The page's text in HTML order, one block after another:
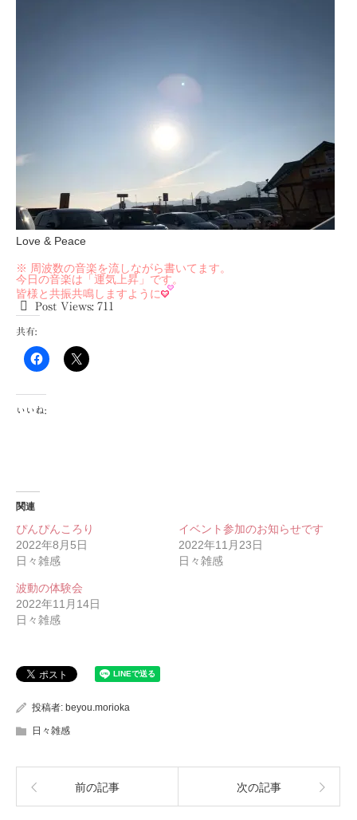
Love & Peace
※ 周波数の音楽を流しながら書いてます。
今日の音楽は「運気上昇」です。
皆様と共振共鳴しますように
Post Views: 711
共有:
いいね:
関連
ぴんぴんころり
2022年8月5日
日々雑感
イベント参加のお知らせです
2022年11月23日
日々雑感
波動の体験会
2022年11月14日
日々雑感
投稿者: beyou.morioka
日々雑感
前の記事 次の記事